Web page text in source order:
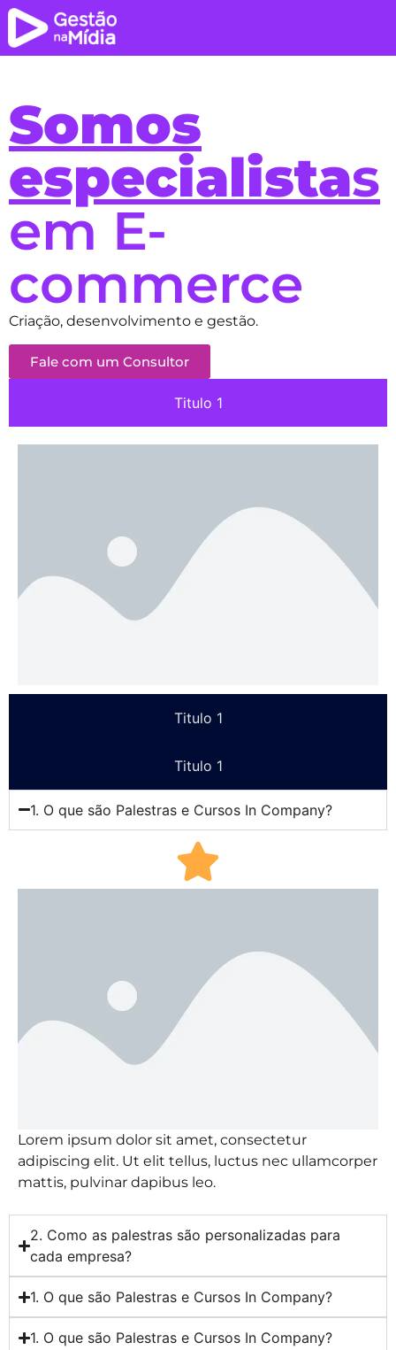
Somos
especialistas
em E-
commerce
Criação, desenvolvimento e gestão.
Fale com um Consultor
Titulo 1
Titulo 1
Titulo 1
1. O que são Palestras e Cursos In Company?
Lorem ipsum dolor sit amet, consectetur
adipiscing elit. Ut elit tellus, luctus nec ullamcorper
mattis, pulvinar dapibus leo.
2. Como as palestras são personalizadas para
cada empresa?
1. O que são Palestras e Cursos In Company?
1. O que são Palestras e Cursos In Company?